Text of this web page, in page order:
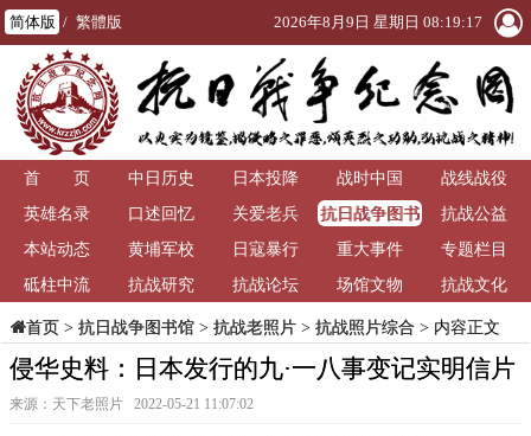
简体版 / 繁體版 2026年8月9日 星期日 08:19:19
首 页 中日历史 日本投降 战时中国
战线战役
英雄名录
口述回忆 关爱老兵
抗日战争图书
馆
抗战公益
本站动态
黄埔军校 日寇暴行 重大事件
专题栏目
砥柱中流
抗战研究 抗战论坛 场馆文物 抗战文化
首页> 抗日战争图书馆> 抗战老照片> 抗战照片综合> 内容正文
侵华史料：日本发行的九·一八事变记实明信片
来源：天下老照片 2022-05-21 11:07:02